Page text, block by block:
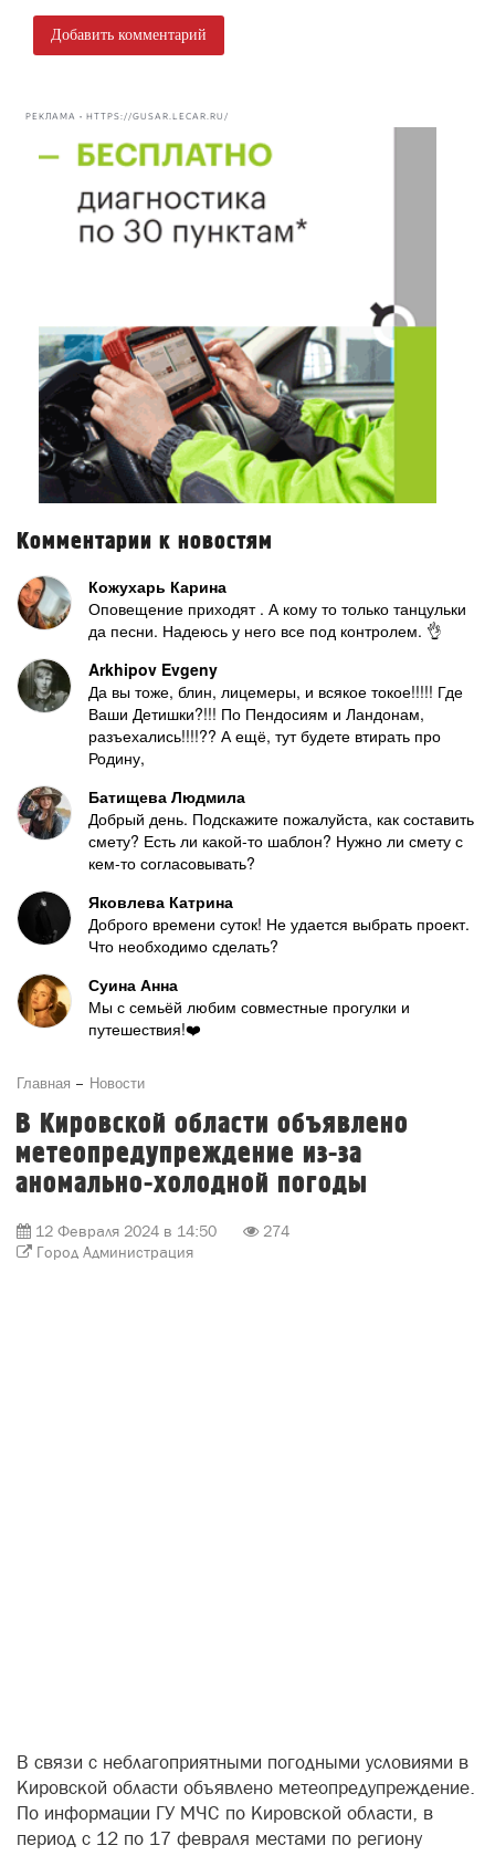
Добавить комментарий
РЕКЛАМА • HTTPS://GUSAR.LECAR.RU/
Комментарии к новостям
Кожухарь Карина
Оповещение приходят . А кому то только танцульки
да песни. Надеюсь у него все под контролем. 👌
Arkhipov Evgeny
Да вы тоже, блин, лицемеры, и всякое токое!!!!! Где
Ваши Детишки?!!! По Пендосиям и Ландонам,
разъехались!!!!?? А ещё, тут будете втирать про
Родину,
Батищева Людмила
Добрый день. Подскажите пожалуйста, как составить
смету? Есть ли какой-то шаблон? Нужно ли смету с
кем-то согласовывать?
Яковлева Катрина
Доброго времени суток! Не удается выбрать проект.
Что необходимо сделать?
Суина Анна
Мы с семьёй любим совместные прогулки и
путешествия!❤️
Главная Новости
В Кировской области объявлено
метеопредупреждение из-за
аномально-холодной погоды
12 Февраля 2024 в 14:50
274
Город Администрация
В связи с неблагоприятными погодными условиями в
Кировской области объявлено метеопредупреждение.
По информации ГУ МЧС по Кировской области, в
период с 12 по 17 февраля местами по региону